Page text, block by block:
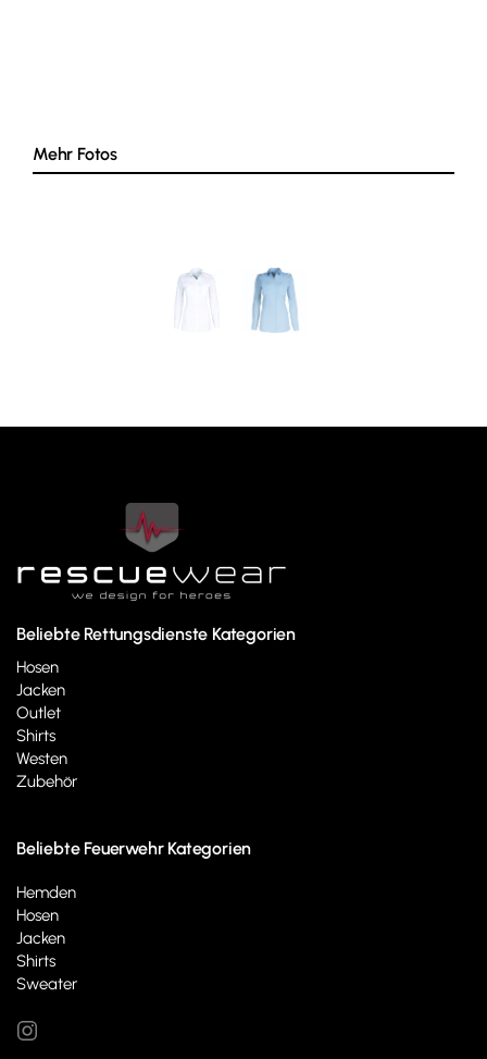
Mehr Fotos
Beliebte Rettungsdienste Kategorien
Hosen
Jacken
Outlet
Shirts
Westen
Zubehör
Beliebte Feuerwehr Kategorien
Hemden
Hosen
Jacken
Shirts
Sweater